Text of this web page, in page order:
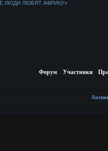
ЛЮДИ ЛЮБЯТ АФРИКУ»
Форум Участники